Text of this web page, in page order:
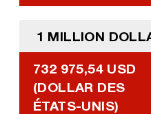
1 MILLION
732 975,54 USD
(DOLLAR DES
ÉTATS-UNIS)